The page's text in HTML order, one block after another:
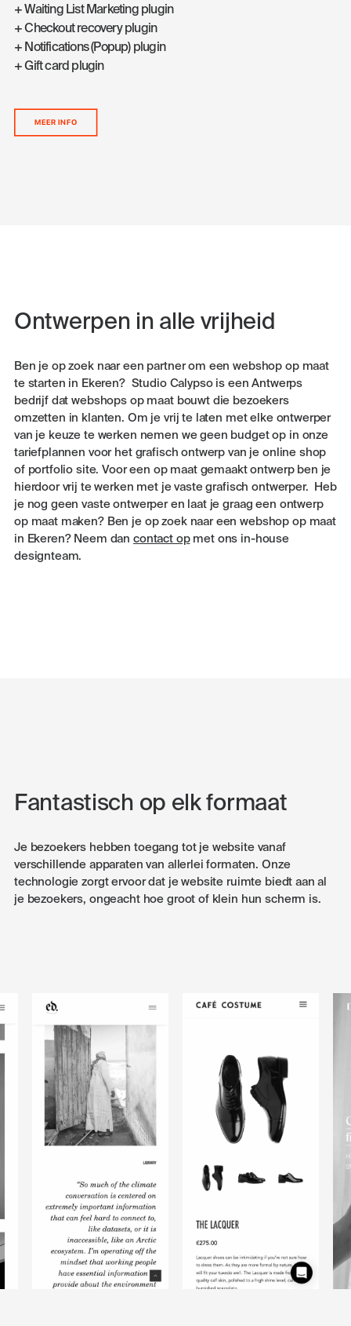
+ Waiting List Marketing plugin
+ Checkout recovery plugin
+ Notifications (Popup) plugin
+ Gift card plugin
MEER INFO
Ontwerpen in alle vrijheid
Ben je op zoek naar een partner om een webshop op maat
te starten in Ekeren? Studio Calypso is een Antwerps
bedrijf dat webshops op maat bouwt die bezoekers
omzetten in klanten. Om je vrij te laten met elke ontwerper
van je keuze te werken nemen we geen budget op in onze
tariefplannen voor het grafisch ontwerp van je online shop
of portfolio site. Voor een op maat gemaakt ontwerp ben je
hierdoor vrij te werken met je vaste grafisch ontwerper. Heb
je nog geen vaste ontwerper en laat je graag een ontwerp
op maat maken? Ben je op zoek naar een webshop op maat
in Ekeren? Neem dan contact opmet ons in-house
designteam.
Fantastisch op elk formaat
Je bezoekers hebben toegang tot je website vanaf
verschillende apparaten van allerlei formaten. Onze
technologie zorgt ervoor dat je website ruimte biedt aan al
je bezoekers, ongeacht hoe groot of klein hun scherm is.